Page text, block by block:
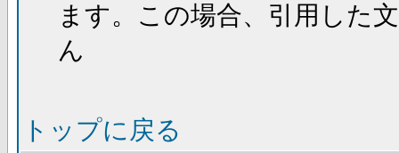
ます。この場合、引用した
ん
トップに戻る